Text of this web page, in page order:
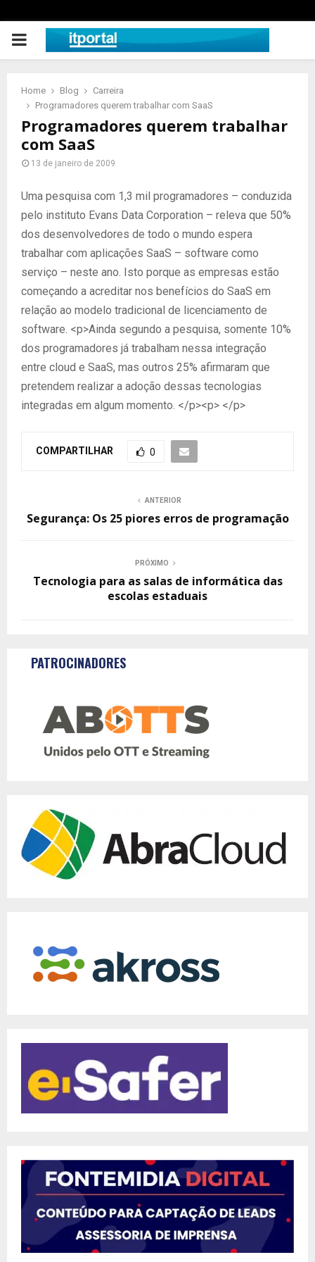
PRIMARY
Home Blog
Carreira
Programadores querem trabalhar com SaaS
Programadores querem trabalhar
com SaaS
13 de janeiro de 2009
Uma pesquisa com 1,3 mil programadores – conduzida
pelo instituto Evans Data Corporation – releva que 50%
dos desenvolvedores de todo o mundo espera
trabalhar com aplicações SaaS – software como
serviço – neste ano. Isto porque as empresas estão
começando a acreditar nos benefícios do SaaS em
relação ao modelo tradicional de licenciamento de
software. <p>Ainda segundo a pesquisa, somente 10%
dos programadores já trabalham nessa integração
entre cloud e SaaS, mas outros 25% afirmaram que
pretendem realizar a adoção dessas tecnologias
integradas em algum momento. </p><p> </p>
COMPARTILHAR 0
ANTERIOR
Segurança: Os 25 piores erros de programação
PRÓXIMO
Tecnologia para as salas de informática das
escolas estaduais
PATROCINADORES